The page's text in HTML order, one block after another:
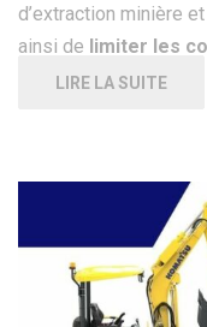
d’extraction minière
ainsi de limiter les
LIRE LA SUITE